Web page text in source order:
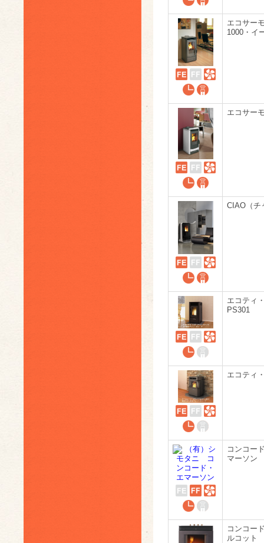
エコサー
1000・イ
エコサー
CIAO（チ
エコティ
PS301
エコティ
コンコー
マーソン
コンコー
ルコット